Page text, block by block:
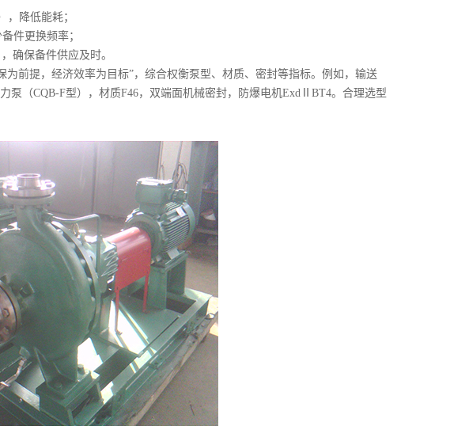
降低能耗；
件更换频率；
确保备件供应及时。
前提，经济效率为目标”，综合权衡泵型、材质、密封等指标。例如，输送
泵（CQB-F型），材质F46，双端面机械密封，防爆电机ExdⅡBT4。合理选型